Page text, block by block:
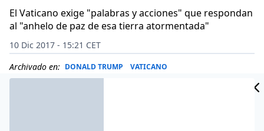
El Vaticano exige "palabras y acciones" que respondan
al "anhelo de paz de esa tierra atormentada"
10 Dic 2017 - 15:21 CET
Archivado en: DONALD TRUMP VATICANO